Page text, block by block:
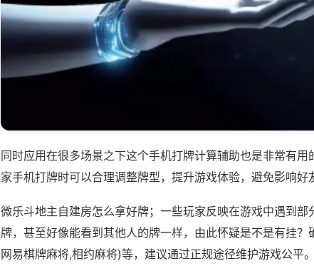
同时应用在很多场景之下这个手机打牌计算辅助也是非常有
家手机打牌时可以合理调整牌型，提升游戏体验，避免影响好
微乐斗地主自建房怎么拿好牌；一些玩家反映在游戏中遇到
牌，甚至好像能看到其他人的牌一样，由此怀疑是不是有挂
网易棋牌麻将,相约麻将)等，建议通过正规途径维护游戏公平。